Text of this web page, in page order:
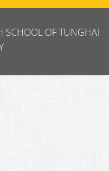
SCHOOL OF TUNGHAI